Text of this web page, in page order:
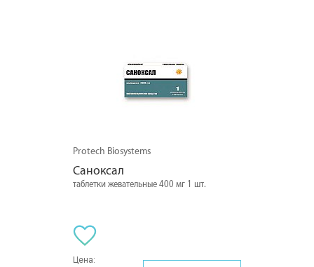
Protech Biosystems
Саноксал
таблетки жевательные 400 мг 1 шт.
Цена: